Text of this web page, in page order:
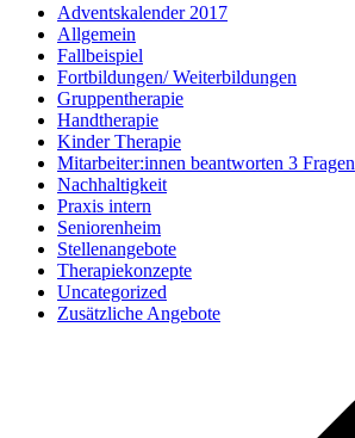
Adventskalender 2017
Allgemein
Fallbeispiel
Fortbildungen/ Weiterbildungen
Gruppentherapie
Handtherapie
Kinder Therapie
Mitarbeiter:innen beantworten 3 Fragen
Nachhaltigkeit
Praxis intern
Seniorenheim
Stellenangebote
Therapiekonzepte
Uncategorized
Zusätzliche Angebote